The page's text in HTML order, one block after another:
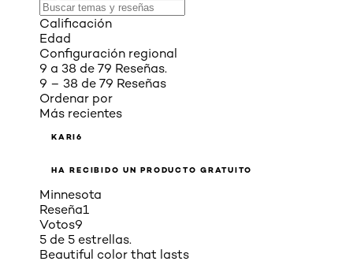
Calificación
Edad
Configuración regional
9 a 38 de 79 Reseñas.
9 – 38 de 79 Reseñas
Ordenar por
Más recientes
KARI6
HA RECIBIDO UN PRODUCTO GRATUITO
Minnesota
Reseña1
Votos9
5 de 5 estrellas.
Beautiful color that lasts